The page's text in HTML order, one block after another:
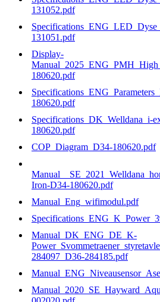
131052.pdf
131051.pdf
Display-
180620.pdf
180620.pdf
Specifications_DK_Welldana_i-
180620.pdf
COP_Diagram_D34-180620.pdf
Iron-D34-180620.pdf
Manual_Eng_wifimodul.pdf
Manual_DK_ENG_DE_K-
284097_D36-284185.pdf